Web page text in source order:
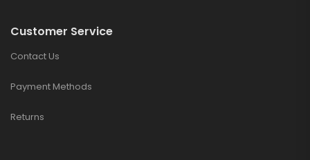
Customer Service
Contact Us
Payment Methods
Returns